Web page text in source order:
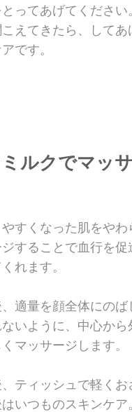
ってあげてください
えてきたら、してあ
です。
ルクでマッ
すくなった肌をやわ
することで血行を促
れます。
適量を顔全体にのば
いように、中心から
マッサージします。
ティッシュで軽くお
いつものスキンケア